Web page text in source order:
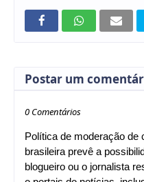
Postar um
0 Comentários
Política de moderação de
brasileira prevê a
blogueiro ou o jornalista